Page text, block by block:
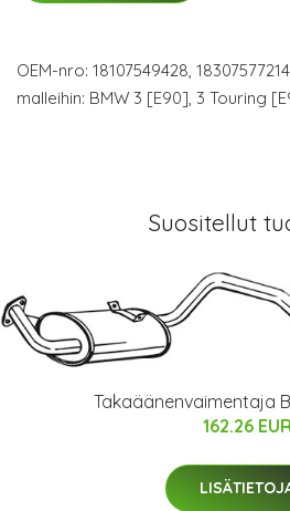
OEM-nro: 18107549428,
malleihin: BMW 3 [E90], 3 Touring
Suositellut
Takaäänenvaimentaja
162.26